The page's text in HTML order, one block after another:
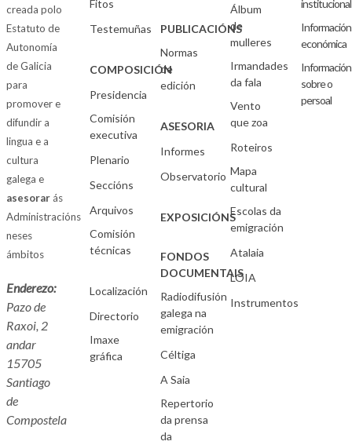
creada polo
Estatuto de
Autonomía
de Galicia
para
promover e
difundir a
lingua e a
cultura
galega e
asesorarás
Administracións
neses
ámbitos
Enderezo:
Pazo de
Raxoi, 2
andar
15705
Santiago
de
Compostela
Fitos
Testemuñas
COMPOSICIÓN
Presidencia
Comisión
executiva
Plenario
Seccións
Arquivos
Comisión
técnicas
Localización
Directorio
Imaxe
gráfica
PUBLICACIÓNS
Normas
de
edición
ASESORIA
Informes
Observatorio
EXPOSICIÓNS
FONDOS
DOCUMENTAIS
Radiodifusión
galega na
emigración
Céltiga
A Saia
Repertorio
da prensa
da
Álbum
de
mulleres
Irmandades
da fala
Vento
que zoa
Roteiros
Mapa
cultural
Escolas da
emigración
Atalaia
LOIA
Instrumentos
institucional
Información
económica
Información
sobre o
persoal